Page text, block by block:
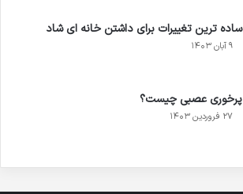
ساده ترین تغییرات برای داشتن خانه ای شاد
۹ آبان ۱۴۰۳
پرخوری عصبی چیست؟
۲۷ فروردین ۱۴۰۳